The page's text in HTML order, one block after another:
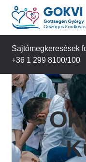
Ugrás
tartalomra
Sajtómegkeresések
+36 1 299 8100/100